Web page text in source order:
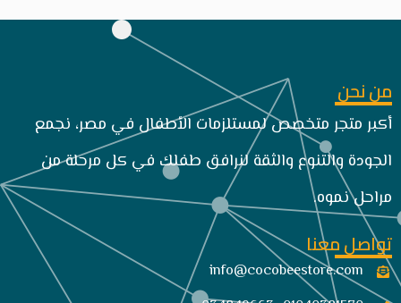
من نحن
أكبر متجر متخصص لمستلزمات الأطفال في مصر، نجمع
الجودة والتنوع والثقة لنرافق طفلك في كل مرحلة من
مراحل نموه.
تواصل معنا
info@cocobeestore.com​